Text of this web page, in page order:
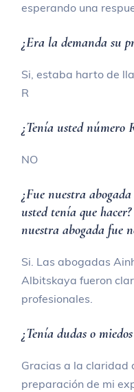
esperando una
¿Era la demanda su
Si, estaba harto de
R
¿Tenía usted número
NO
¿Fue nuestra
usted tenía que
nuestra abogada fue
Si. Las abogadas
Albitskaya fueron
profesionales.
¿Tenía dudas o
Gracias a la claridad
preparación de mi